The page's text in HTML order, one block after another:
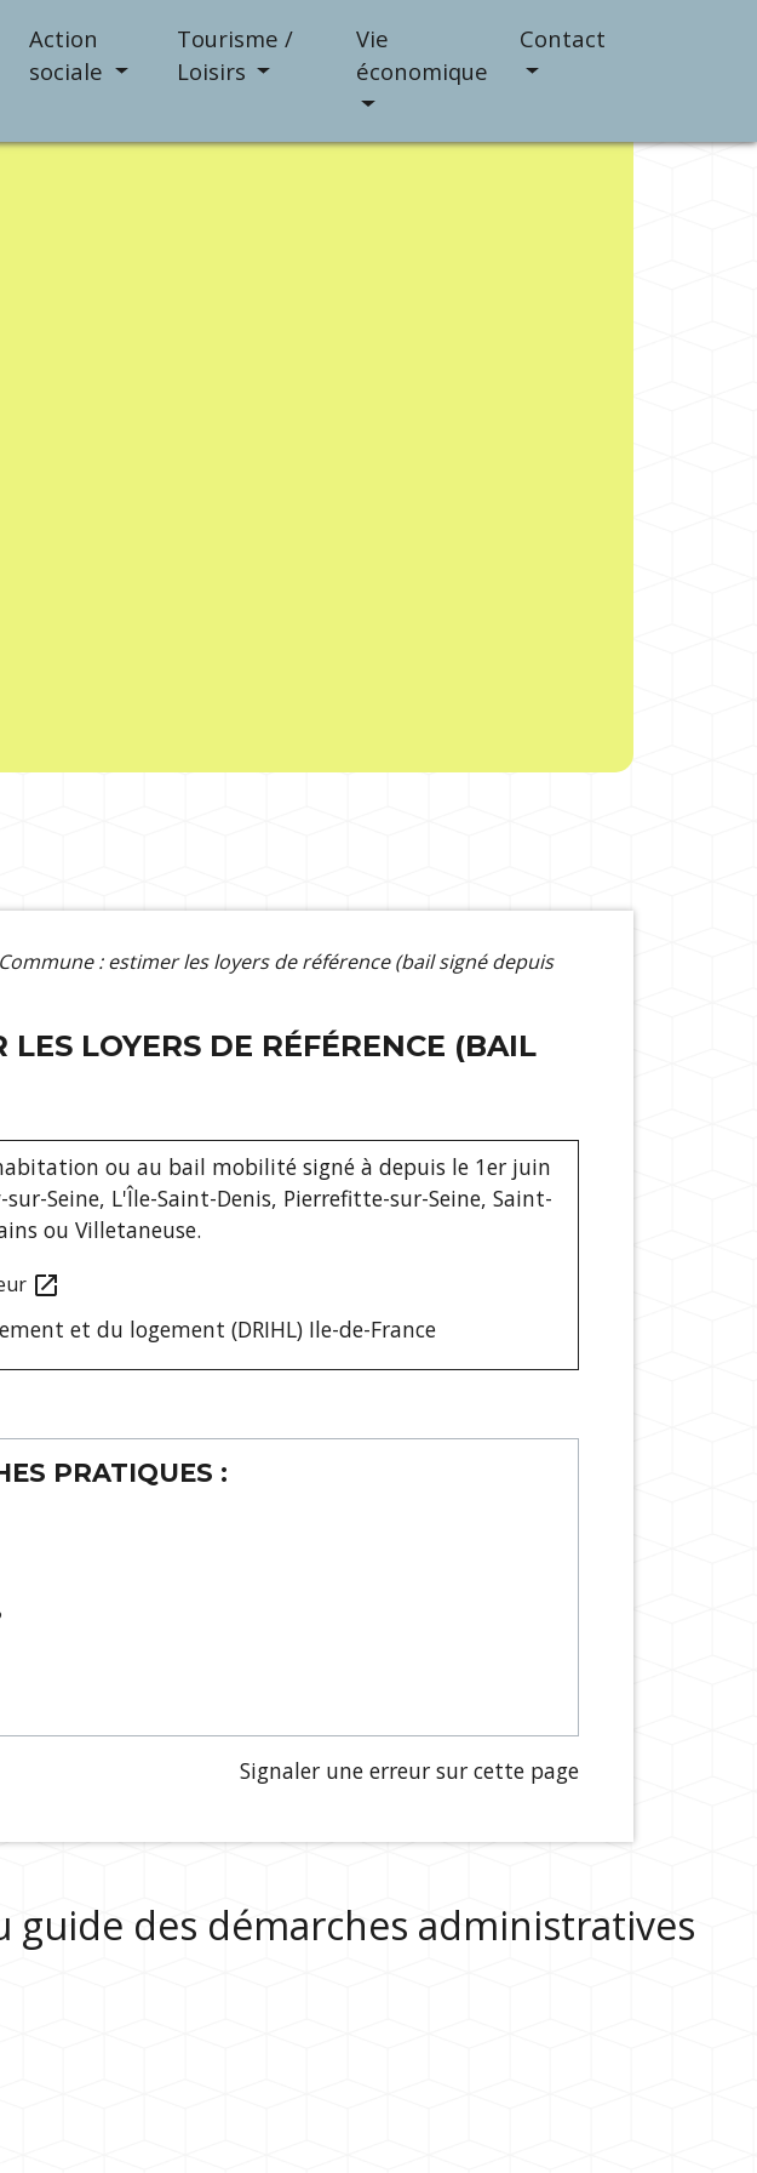
Action
sociale
Tourisme /
Loisirs
Vie
économique
Contact
: estimer les loyers de référence (bail signé depuis
LOYERS DE RÉFÉRENCE (BAIL
ou au bail mobilité signé à depuis le 1er juin
Seine, L'Île-Saint-Denis, Pierrefitte-sur-Seine, Saint-
ou Villetaneuse.
open_in_new
et du logement (DRIHL) Ile-de-France
PRATIQUES :
Signaler une erreur sur cette page
guide des démarches administratives